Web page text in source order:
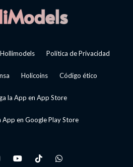
Política de Privacidad
Holicoins Código ético
la App en App Store
App en Google Play Store